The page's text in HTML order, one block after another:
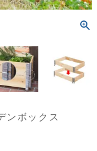
ンボックス